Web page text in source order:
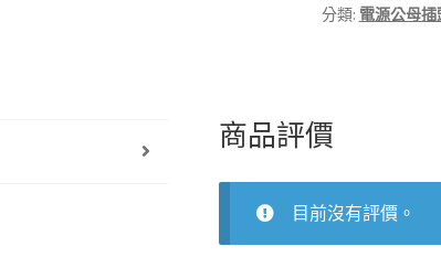
分類: 電源公母插
商品評價
目前沒有評價。